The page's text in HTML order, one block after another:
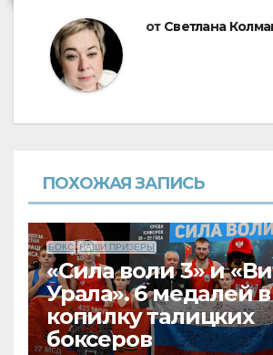
от Светлана
ПОХОЖАЯ ЗАПИСЬ
БОКС НАШИ ПРИЗЕРЫ
«Сила воли 3» и
Урала». 6 медалей в
копилку талицких
боксеров